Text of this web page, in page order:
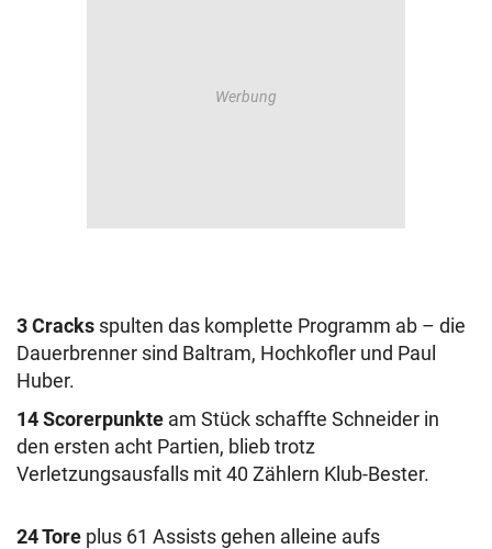
3 Cracks spulten das komplette Programm ab – die
Dauerbrenner sind Baltram, Hochkofler und Paul
Huber.
14 Scorerpunkte am Stück schaffte Schneider in
den ersten acht Partien, blieb trotz
Verletzungsausfalls mit 40 Zählern Klub-Bester.
24 Tore plus 61 Assists gehen alleine aufs